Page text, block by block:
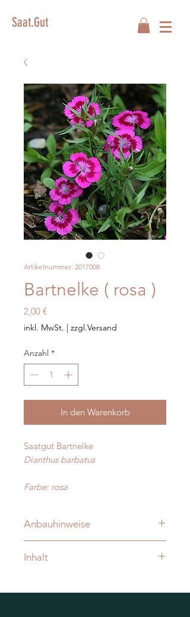
Saat.Gut
Artikelnummer: 2017008
Bartnelke ( rosa )
2,00 €Preis
inkl. MwSt. | zzgl.Versand
Anzahl *
In den Warenkorb
Saatgut Bartnelke
Dianthus barbatus
Farbe: rosa
Anbauhinweise
Inhalt